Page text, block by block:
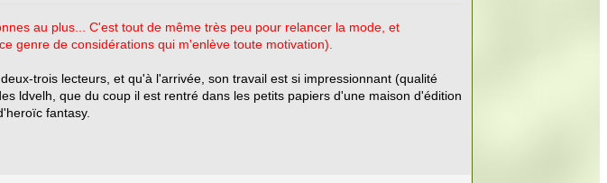
au plus... C'est tout de même très peu pour relancer la mode, et
genre de considérations qui m'enlève toute motivation).
trois lecteurs, et qu'à l'arrivée, son travail est si impressionnant (qualité
ldvelh, que du coup il est rentré dans les petits papiers d'une maison d'édition
fantasy.